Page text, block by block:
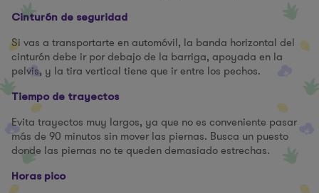
Cinturón de seguridad
Si vas a transportarte en automóvil, la banda horizontal del
cinturón debe ir por debajo de la barriga, apoyada en la
pelvis, y la tira vertical tiene que ir entre los pechos.
Tiempo de trayectos
Evita trayectos muy largos, ya que no es conveniente pasar
más de 90 minutos sin mover las piernas. Busca un puesto
donde las piernas no te queden demasiado estrechas.
Horas pico